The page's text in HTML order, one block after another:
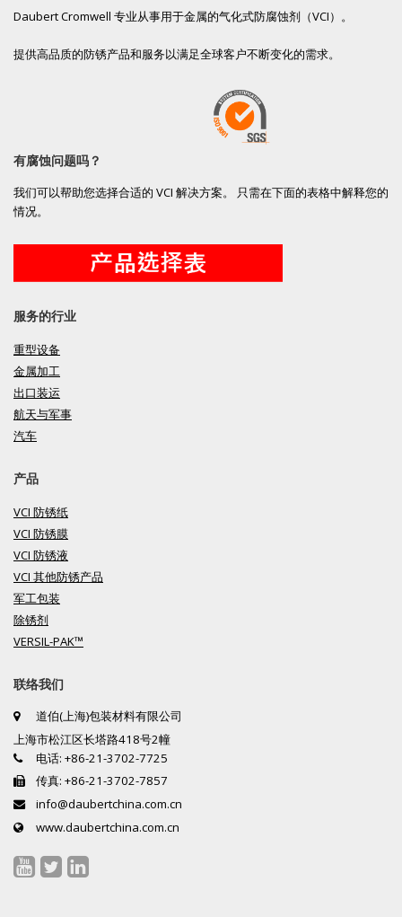
Daubert Cromwell 专业从事用于金属的气化式防腐蚀剂（VCI）。
提供高品质的防锈产品和服务以满足全球客户不断变化的需求。
有腐蚀问题吗？
我们可以帮助您选择合适的 VCI 解决方案。 只需在下面的表格中解释您的
情况。
服务的行业
重型设备
金属加工
出口装运
航天与军事
汽车
产品
VCI 防锈纸
VCI 防锈膜
VCI 防锈液
VCI 其他防锈产品
军工包装
除锈剂
VERSIL-PAK™
联络我们
道伯(上海)包装材料有限公司
上海市松江区长塔路418号2幢
电话: +86-21-3702-7725
传真: +86-21-3702-7857
info@daubertchina.com.cn
www.daubertchina.com.cn